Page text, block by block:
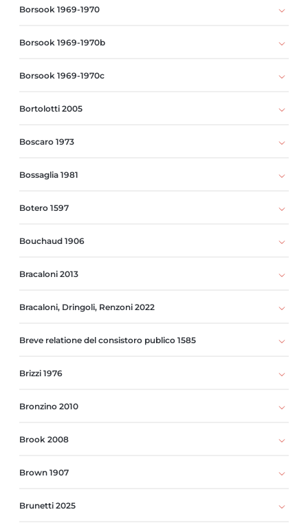
Borsook 1969-1970
Borsook 1969-1970b
Borsook 1969-1970c
Bortolotti 2005
Boscaro 1973
Bossaglia 1981
Botero 1597
Bouchaud 1906
Bracaloni 2013
Bracaloni, Dringoli, Renzoni 2022
Breve relatione del consistoro publico 1585
Brizzi 1976
Bronzino 2010
Brook 2008
Brown 1907
Brunetti 2025